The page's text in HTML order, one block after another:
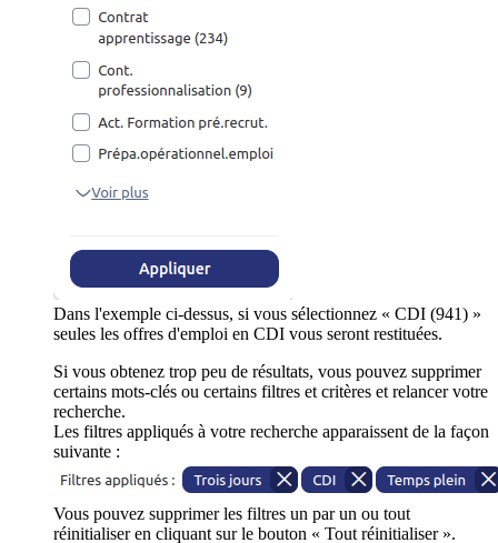
Dans l'exemple ci-dessus, si vous sélectionnez « CDI (941) »
seules les offres d'emploi en CDI vous seront restituées.
Si vous obtenez trop peu de résultats, vous pouvez supprimer
certains mots-clés ou certains filtres et critères et relancer votre
recherche.
Les filtres appliqués à votre recherche apparaissent de la façon
suivante :
Vous pouvez supprimer les filtres un par un ou tout
réinitialiser en cliquant sur le bouton « Tout réinitialiser ».